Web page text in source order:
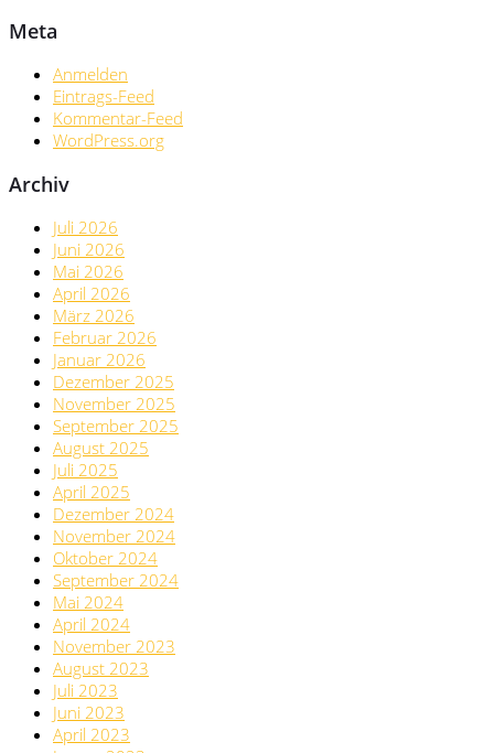
Meta
Anmelden
Eintrags-Feed
Kommentar-Feed
WordPress.org
Archiv
Juli 2026
Juni 2026
Mai 2026
April 2026
März 2026
Februar 2026
Januar 2026
Dezember 2025
November 2025
September 2025
August 2025
Juli 2025
April 2025
Dezember 2024
November 2024
Oktober 2024
September 2024
Mai 2024
April 2024
November 2023
August 2023
Juli 2023
Juni 2023
April 2023